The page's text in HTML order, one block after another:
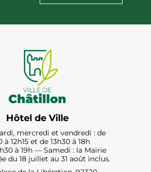
Hôtel de Ville
mercredi et vendredi : de
à 12h15 et de 13h30 à 18h
à 19h — Samedi : la Mairie
du 18 juillet au 31 août inclus.